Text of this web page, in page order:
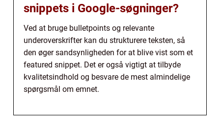
snippets i Google-søgninger?
Ved at bruge bulletpoints og relevante
underoverskrifter kan du strukturere teksten, så
den øger sandsynligheden for at blive vist som et
featured snippet. Det er også vigtigt at tilbyde
kvalitetsindhold og besvare de mest almindelige
spørgsmål om emnet.